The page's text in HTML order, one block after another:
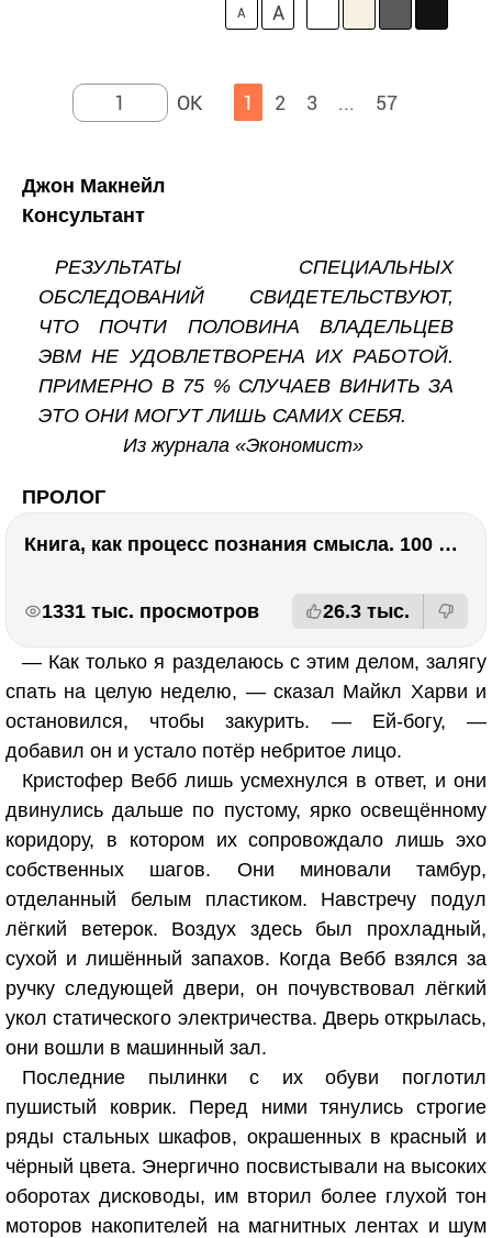
A A
1 2 3 ... 57
Джон Макнейл
Консультант
РЕЗУЛЬТАТЫ СПЕЦИАЛЬНЫХ
ОБСЛЕДОВАНИЙ СВИДЕТЕЛЬСТВУЮТ,
ЧТО ПОЧТИ ПОЛОВИНА ВЛАДЕЛЬЦЕВ
ЭВМ НЕ УДОВЛЕТВОРЕНА ИХ РАБОТОЙ.
ПРИМЕРНО В 75 % СЛУЧАЕВ ВИНИТЬ ЗА
ЭТО ОНИ МОГУТ ЛИШЬ САМИХ СЕБЯ.
Из журнала «Экономист»
ПРОЛОГ
Книга, как процесс познания смысла. 100 великих книг: напутствие для читателя. Евгений Жаринов
1331 тыс. просмотров 26.3 тыс.
— Как только я разделаюсь с этим делом, залягу
спать на целую неделю, — сказал Майкл Харви и
остановился, чтобы закурить. — Ей-богу, —
добавил он и устало потёр небритое лицо.
Кристофер Вебб лишь усмехнулся в ответ, и они
двинулись дальше по пустому, ярко освещённому
коридору, в котором их сопровождало лишь эхо
собственных шагов. Они миновали тамбур,
отделанный белым пластиком. Навстречу подул
лёгкий ветерок. Воздух здесь был прохладный,
сухой и лишённый запахов. Когда Вебб взялся за
ручку следующей двери, он почувствовал лёгкий
укол статического электричества. Дверь открылась,
они вошли в машинный зал.
Последние пылинки с их обуви поглотил
пушистый коврик. Перед ними тянулись строгие
ряды стальных шкафов, окрашенных в красный и
чёрный цвета. Энергично посвистывали на высоких
оборотах дисководы, им вторил более глухой тон
моторов накопителей на магнитных лентах и шум